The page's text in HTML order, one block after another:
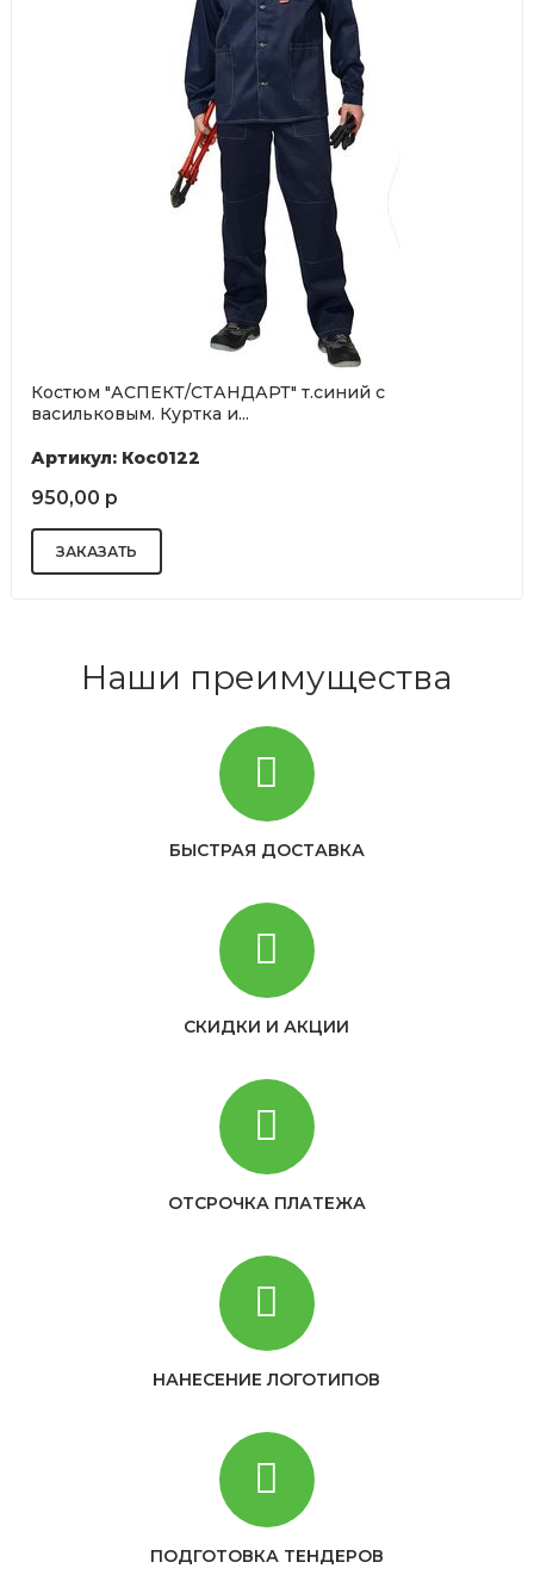
Костюм "АСПЕКТ/СТАНДАРТ" т.синий с
васильковым. Куртка и...
Артикул: Кос0122
950,00 р
Наши преимущества
БЫСТРАЯ ДОСТАВКА
СКИДКИ И АКЦИИ
ОТСРОЧКА ПЛАТЕЖА
НАНЕСЕНИЕ ЛОГОТИПОВ
ПОДГОТОВКА ТЕНДЕРОВ